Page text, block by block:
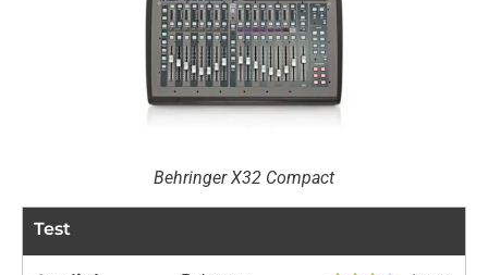
Behringer X32 Compact
Test